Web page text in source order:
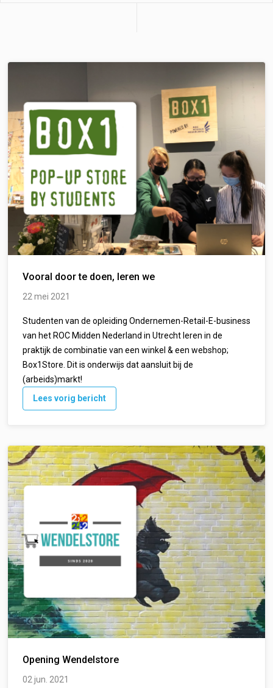
Vooral door te doen, leren we
22 mei 2021
Studenten van de opleiding Ondernemen-Retail-E-business
van het ROC Midden Nederland in Utrecht leren in de
praktijk de combinatie van een winkel & een webshop;
Box1Store. Dit is onderwijs dat aansluit bij de
(arbeids)markt!
Lees vorig bericht
Opening Wendelstore
02 jun. 2021